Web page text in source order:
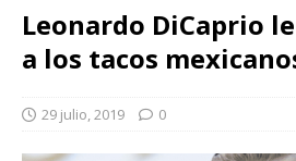
Leonardo DiCaprio
a los tacos
29 julio, 2019 0